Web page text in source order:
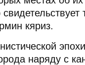
кяриз.
наряду с